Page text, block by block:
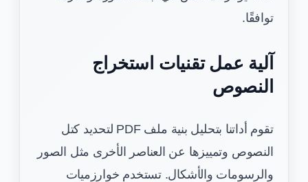
توافقًا.
آلية عمل تقنيات استخراج
النصوص
تقوم أداتنا بتحليل بنية ملف PDF لتحديد كتل
النصوص وتمييزها عن العناصر الأخرى مثل الصور
والرسومات والأشكال. تستخدم خوارزميات